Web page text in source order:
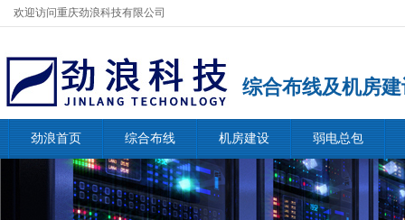
欢迎访问重庆劲浪科技有限公司
综合布线及机房
劲浪首页 综合布线 机房建设 弱电总包